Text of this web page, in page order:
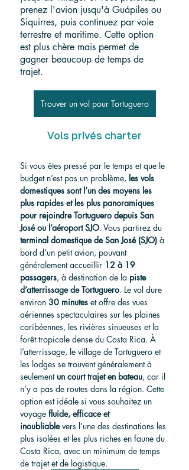
prenez l'avion jusqu'à Guápiles ou
Siquirres, puis continuez par voie
terrestre et maritime. Cette option
est plus chère mais permet de
gagner beaucoup de temps de
trajet.
Trouver un vol pour Tortuguero
Vols privés charter
Si vous êtes pressé par le temps et que le
budget n’est pas un problème, les vols
domestiques sont l’un des moyens les
plus rapides et les plus panoramiques
pour rejoindre Tortuguero depuis San
José ou l’aéroport SJO. Vous partirez du
terminal domestique de San José (SJO) à
bord d’un petit avion, pouvant
généralement accueillir 12 à 19
passagers, à destination de la piste
d’atterrissage de Tortuguero. Le vol dure
environ 30 minutes et offre des vues
aériennes spectaculaires sur les plaines
caribéennes, les rivières sinueuses et la
forêt tropicale dense du Costa Rica. À
l’atterrissage, le village de Tortuguero et
les lodges se trouvent généralement à
seulement un court trajet en bateau, car il
n’y a pas de routes dans la région. Cette
option est idéale si vous souhaitez un
voyage fluide, efficace et
inoubliable vers l’une des destinations les
plus isolées et les plus riches en faune du
Costa Rica, avec un minimum de temps
de trajet et de logistique.